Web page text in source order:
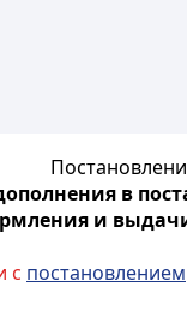
в
и
с постановлением